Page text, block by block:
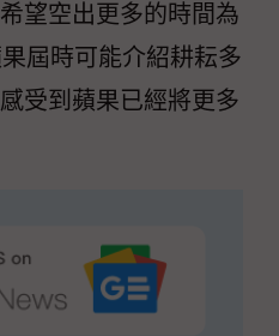
望空出更多的時間為
屆時可能介紹耕耘多
受到蘋果已經將更多